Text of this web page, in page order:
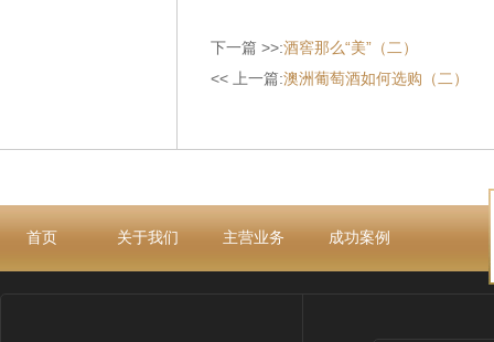
下一篇 >>:酒窖那么“美”（二）
<< 上一篇:澳洲葡萄酒如何选购（二）
首页 关于我们 主营业务 成功案例